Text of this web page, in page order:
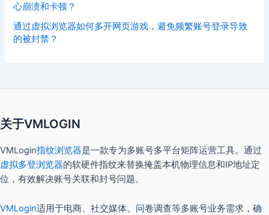
心崩溃和卡顿？
通过虚拟浏览器如何多开网页游戏，避免频繁账号登录导致
的被封禁？
关于VMLOGIN
VMLogin指纹浏览器是一款专为多账号多平台矩阵运营工具。通过
虚拟多登浏览器的软硬件指纹来替换掩盖本机物理信息和IP地址定
位，有效解决账号关联和封号问题。
VMLogin适用于电商、社交媒体、问卷调查等多账号业务需求，确